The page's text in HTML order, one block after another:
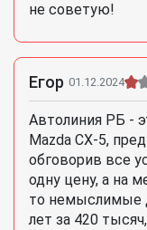
не советую!
Егор 01.12.2024
Автолиния РБ -
Mazda CX-5,
обговорив все
одну цену, а на
то немыслимые
лет за 420